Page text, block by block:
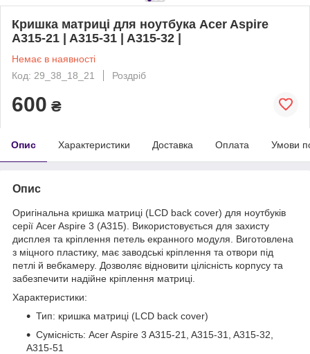
Кришка матриці для ноутбука Acer Aspire
A315-21 | A315-31 | A315-32 |
Немає в наявності
Код: 29_38_18_21
Роздріб
600 ₴
Опис Характеристики Доставка Оплата Умови
Опис
Оригінальна кришка матриці (LCD back cover) для ноутбуків
серії Acer Aspire 3 (A315). Використовується для захисту
дисплея та кріплення петель екранного модуля. Виготовлена
з міцного пластику, має заводські кріплення та отвори під
петлі й вебкамеру. Дозволяє відновити цілісність корпусу та
забезпечити надійне кріплення матриці.
Характеристики:
Тип: кришка матриці (LCD back cover)
Сумісність: Acer Aspire 3 A315-21, A315-31, A315-32,
A315-51